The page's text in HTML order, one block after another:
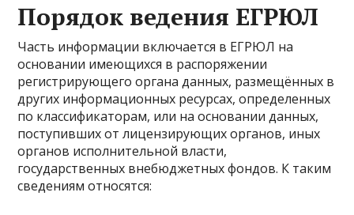
Порядок ведения ЕГРЮЛ
Часть информации включается в ЕГРЮЛ на
основании имеющихся в распоряжении
регистрирующего органа данных, размещённых в
других информационных ресурсах, определенных
по классификаторам, или на основании данных,
поступивших от лицензирующих органов, иных
органов исполнительной власти,
государственных внебюджетных фондов. К таким
сведениям относятся: